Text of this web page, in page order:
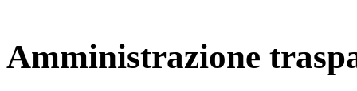
Amministrazione